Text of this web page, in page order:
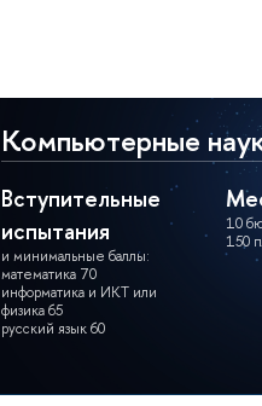
Компьютерные
Вступительные
испытания
и минимальные баллы:
математика 70
информатика и ИКТ или
физика 65
русский язык 60
10
150